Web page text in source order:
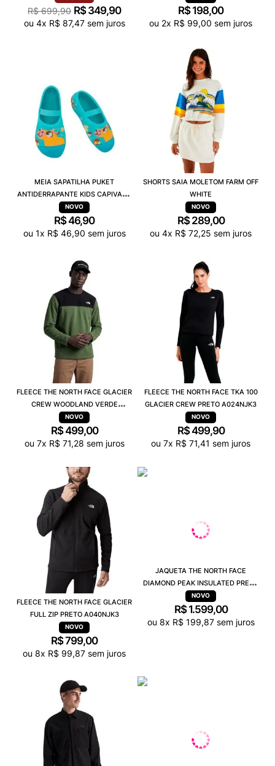
R$ 699,90 R$ 349,90
ou 4x R$ 87,47sem juros
R$ 198,00
ou 2x R$ 99,00 sem juros
MEIA SAPATILHA PUKET
ANTIDERRAPANTE KIDS CAPIVARA
CHOCOLATE
R$46,90
ou 1x R$ 46,90 sem juros
SHORTS SAIA MOLETOM FARM OFF
WHITE
R$ 289,00
ou 4x R$ 72,25 sem juros
FLEECE THE NORTH FACE GLACIER
CREW WOODLAND VERDE
A023NBRI
R$499,00
ou 7x R$ 71,28 sem juros
FLEECE THE NORTH FACE TKA 100
GLACIER CREW PRETO A024NJK3
R$499,90
ou 7x R$ 71,41 sem juros
FLEECE THE NORTH FACE GLACIER
FULL ZIP PRETO A040NJK3
R$799,00
ou 8x R$ 99,87 sem juros
JAQUETA THE NORTH FACE
DIAMOND PEAK INSULATED PRETO
8DPJJK3
R$ 1.599,00
ou 8x R$ 199,87sem juros